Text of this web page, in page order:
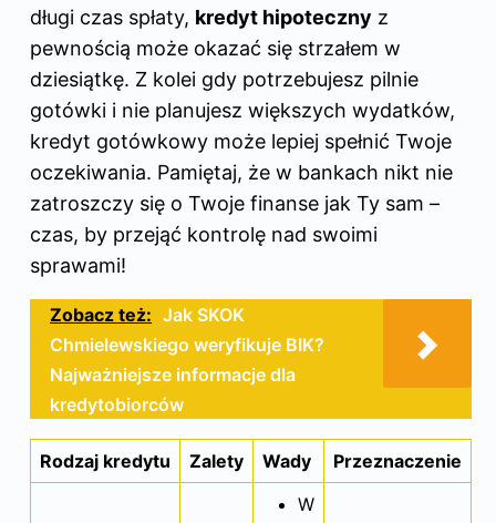
długi czas spłaty, kredyt hipoteczny z
pewnością może okazać się strzałem w
dziesiątkę. Z kolei gdy potrzebujesz pilnie
gotówki i nie planujesz większych wydatków,
kredyt gotówkowy może lepiej spełnić Twoje
oczekiwania. Pamiętaj, że w bankach nikt nie
zatroszczy się o Twoje finanse jak Ty sam –
czas, by przejąć kontrolę nad swoimi
sprawami!
Zobacz też: Jak SKOK
Chmielewskiego weryfikuje BIK?
Najważniejsze informacje dla
kredytobiorców
Rodzaj kredytu Zalety Wady Przeznaczenie
W